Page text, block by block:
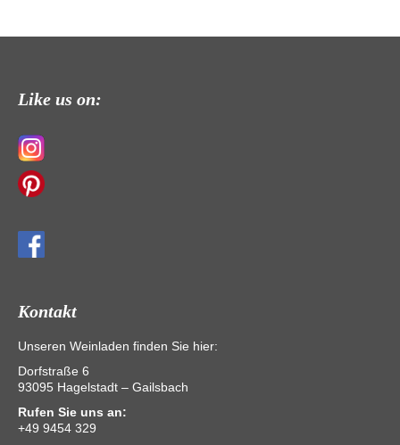
Like us on:
Kontakt
Unseren Weinladen finden Sie hier:
Dorfstraße 6
93095 Hagelstadt – Gailsbach
Rufen Sie uns an:
+49 9454 329